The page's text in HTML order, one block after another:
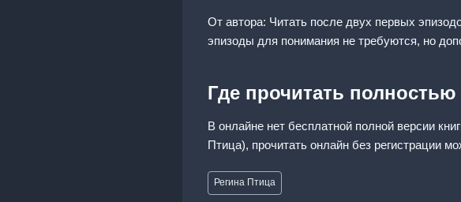
От автора: Читать после двух первых
эпизоды для понимания не требуются, но
Где прочитать полностью
В онлайне нет бесплатной полной версии
Птица), прочитать онлайн без регистрации
Метки
записи:
Регина Птица